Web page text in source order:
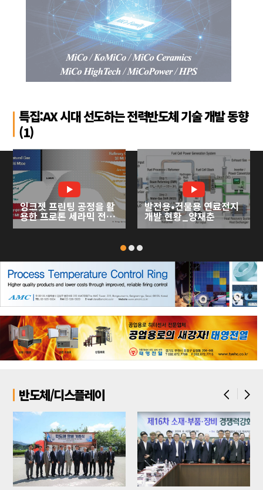
특집:AX 시대 선도하는 전력반도체 기술 개발 동향
(1)
잉크젯 프린팅 공정을 활
용한 프로톤 세라믹 전기
화학 셀 개발_심준형
발전용•건물용 연료전지
개발 현황_양재춘
반도체/디스플레이